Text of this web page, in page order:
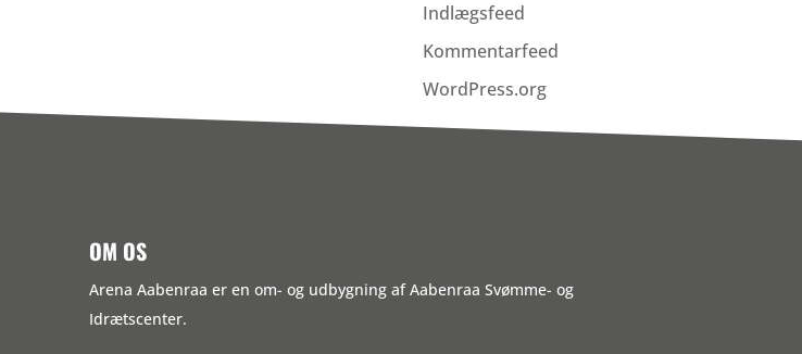
Indlægsfeed
Kommentarfeed
WordPress.org
OM OS
Arena Aabenraa er en om- og udbygning af Aabenraa Svømme- og
Idrætscenter.